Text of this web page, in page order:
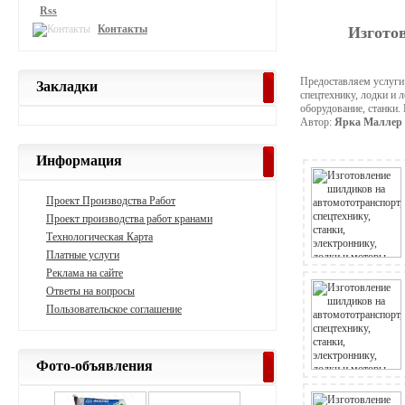
Предоставляем
спецтехнику, лодки и
оборудование,
Автор: Ярка Маллер
Rss
Контакты
Закладки
Информация
Проект Производства Работ
Проект производства работ кранами
Технологическая Карта
Платные услуги
Реклама на сайте
Ответы на вопросы
Пользовательское соглашение
Фото-объявления